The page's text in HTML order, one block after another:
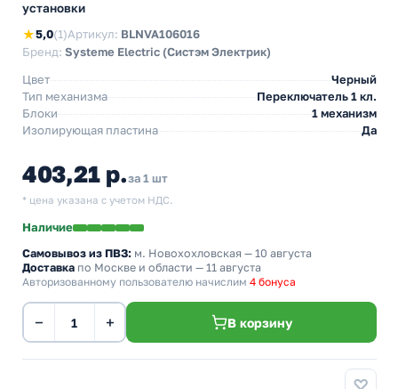
установки
★5,0(1)Артикул: BLNVA106016
Бренд: Systeme Electric (Систэм Электрик)
Цвет
Черный
Тип механизма
Переключатель 1 кл.
Блоки
1 механизм
Изолирующая пластина
Да
403,21 р.за 1 шт
* цена указана с учетом НДС.
Наличие
Самовывоз из ПВЗ: м. Новохохловская — 10 августа
Доставка по Москве и области — 11 августа
Авторизованному пользователю начислим 4 бонуса
− + В корзину